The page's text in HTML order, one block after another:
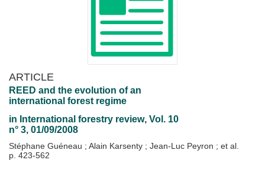
ARTICLE
REED and the evolution of an
international forest regime
in International forestry review, Vol. 10
n° 3, 01/09/2008
Stéphane Guéneau ; Alain Karsenty ; Jean-Luc Peyron ; et al.
p. 423-562